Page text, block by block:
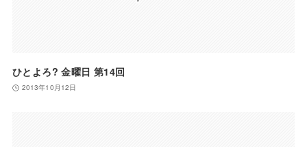
ひとよろ? 金曜日 第14回
2013年10月12日